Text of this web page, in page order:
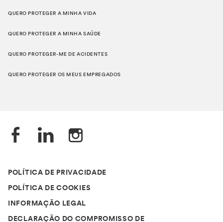
QUERO PROTEGER A MINHA VIDA
QUERO PROTEGER A MINHA SAÚDE
QUERO PROTEGER-ME DE ACIDENTES
QUERO PROTEGER OS MEUS EMPREGADOS
POLÍTICA DE PRIVACIDADE
POLÍTICA DE COOKIES
INFORMAÇÃO LEGAL
DECLARAÇÃO DO COMPROMISSO DE